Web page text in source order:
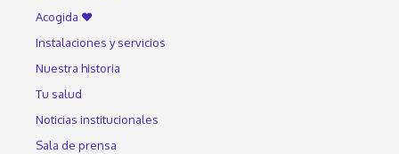
Acogida ♥
Instalaciones y servicios
Nuestra historia
Tu salud
Noticias institucionales
Sala de prensa